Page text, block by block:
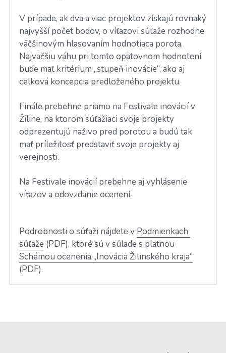
V prípade, ak dva a viac projektov získajú rovnaký
najvyšší počet bodov, o víťazovi súťaže rozhodne
väčšinovým hlasovaním hodnotiaca porota.
Najväčšiu váhu pri tomto opätovnom hodnotení
bude mať kritérium „stupeň inovácie“, ako aj
celková koncepcia predloženého projektu.
Finále prebehne priamo na Festivale inovácií v
Žiline, na ktorom súťažiaci svoje projekty
odprezentujú naživo pred porotou a budú tak
mať príležitosť predstaviť svoje projekty aj
verejnosti.
Na Festivale inovácií prebehne aj vyhlásenie
víťazov a odovzdanie ocenení.
Podrobnosti o súťaži nájdete v Podmienkach
súťaže
Schémou ocenenia „Inovácia Žilinského kraja“
(PDF).